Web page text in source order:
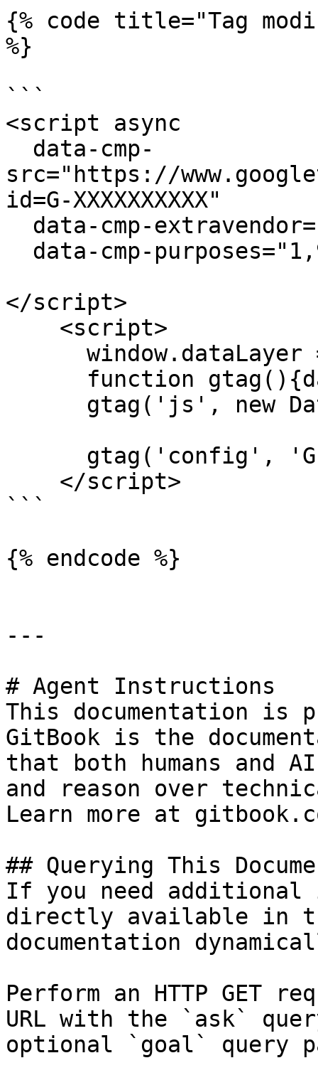
{% code title="Tag
%}
```
<script async
src="https://
id=G-XXXXXXXXXX"
</script>
```
{% endcode %}
---
# Agent Instructions
This documentation is
GitBook is the
that both humans and
and reason over
Learn more at
## Querying This
If you need
directly available in
documentation
Perform an HTTP GET
URL with the `ask`
optional `goal` query